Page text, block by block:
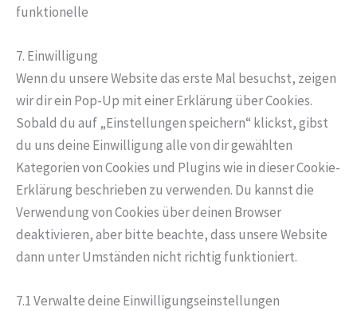
funktionelle
7. Einwilligung
Wenn du unsere Website das erste Mal besuchst, zeigen
wir dir ein Pop-Up mit einer Erklärung über Cookies.
Sobald du auf „Einstellungen speichern“ klickst, gibst
du uns deine Einwilligung alle von dir gewählten
Kategorien von Cookies und Plugins wie in dieser Cookie-
Erklärung beschrieben zu verwenden. Du kannst die
Verwendung von Cookies über deinen Browser
deaktivieren, aber bitte beachte, dass unsere Website
dann unter Umständen nicht richtig funktioniert.
7.1 Verwalte deine Einwilligungseinstellungen